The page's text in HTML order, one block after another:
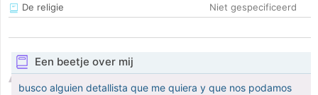
De religie
Niet gespecificeerd
Een beetje over mij
busco alguien detallista que me quiera y que nos podamos